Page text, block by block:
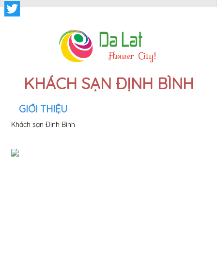
KHÁCH SẠN ĐỊNH BÌNH
GIỚI THIỆU
Khách sạn Định Bình
Facebook